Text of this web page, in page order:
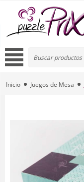
Inicio Juegos de Mesa